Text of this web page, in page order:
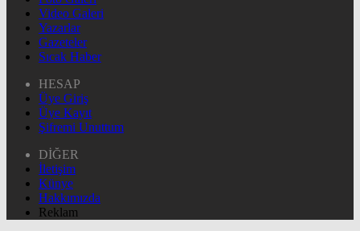
Video Galeri
Yazarlar
Gazeteler
Sıcak Haber
HESAP
Üye Giriş
Üye Kayıt
Şifremi Unuttum
DİĞER
İletişim
Künye
Hakkımızda
Reklam